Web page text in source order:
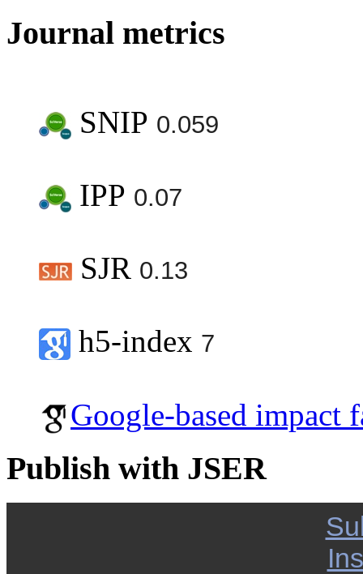
Journal metrics
SNIP 0.059
IPP 0.07
SJR 0.13
h5-index 7
Google-based impact
Publish with JSER